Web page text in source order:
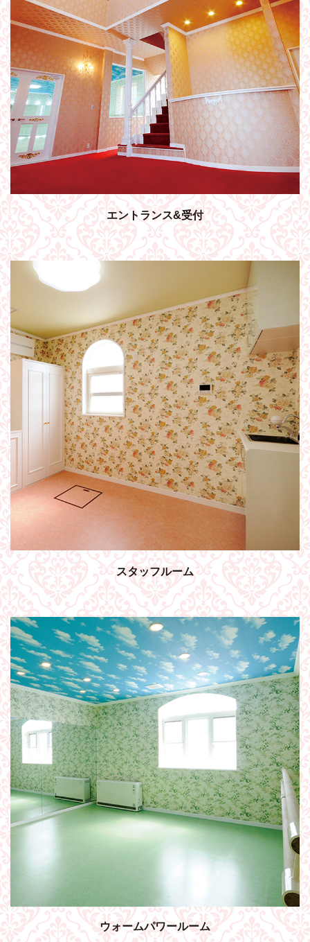
エントランス&受付
スタッフルーム
ウォームパワールーム